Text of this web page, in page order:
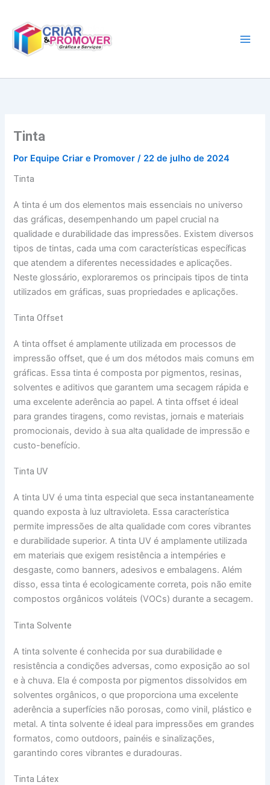
conteúdo
Tinta
Por Equipe Criar e Promover/ 22 de julho de 2024
Tinta
A tinta é um dos elementos mais essenciais no universo
das gráficas, desempenhando um papel crucial na
qualidade e durabilidade das impressões. Existem diversos
tipos de tintas, cada uma com características específicas
que atendem a diferentes necessidades e aplicações.
Neste glossário, exploraremos os principais tipos de tinta
utilizados em gráficas, suas propriedades e aplicações.
Tinta Offset
A tinta offset é amplamente utilizada em processos de
impressão offset, que é um dos métodos mais comuns em
gráficas. Essa tinta é composta por pigmentos, resinas,
solventes e aditivos que garantem uma secagem rápida e
uma excelente aderência ao papel. A tinta offset é ideal
para grandes tiragens, como revistas, jornais e materiais
promocionais, devido à sua alta qualidade de impressão e
custo-benefício.
Tinta UV
A tinta UV é uma tinta especial que seca instantaneamente
quando exposta à luz ultravioleta. Essa característica
permite impressões de alta qualidade com cores vibrantes
e durabilidade superior. A tinta UV é amplamente utilizada
em materiais que exigem resistência a intempéries e
desgaste, como banners, adesivos e embalagens. Além
disso, essa tinta é ecologicamente correta, pois não emite
compostos orgânicos voláteis (VOCs) durante a secagem.
Tinta Solvente
A tinta solvente é conhecida por sua durabilidade e
resistência a condições adversas, como exposição ao sol
e à chuva. Ela é composta por pigmentos dissolvidos em
solventes orgânicos, o que proporciona uma excelente
aderência a superfícies não porosas, como vinil, plástico e
metal. A tinta solvente é ideal para impressões em grandes
formatos, como outdoors, painéis e sinalizações,
garantindo cores vibrantes e duradouras.
Tinta Látex